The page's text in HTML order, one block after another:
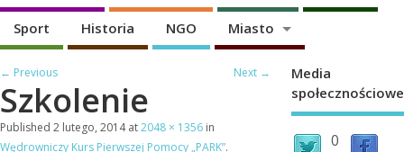
Sport Historia NGO Miasto
← Previous Next →
Szkolenie
Published 2 lutego, 2014at2048 × 1356 in
Wędrowniczy Kurs Pierwszej Pomocy „PARK”.
Media
społecznościowe
0